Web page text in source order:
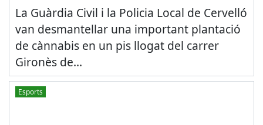
La Guàrdia Civil i la Policia Local de Cervelló
van desmantellar una important plantació
de cànnabis en un pis llogat del carrer
Gironès de...
Esports